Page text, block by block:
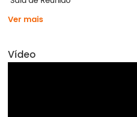
Ver mais
Vídeo